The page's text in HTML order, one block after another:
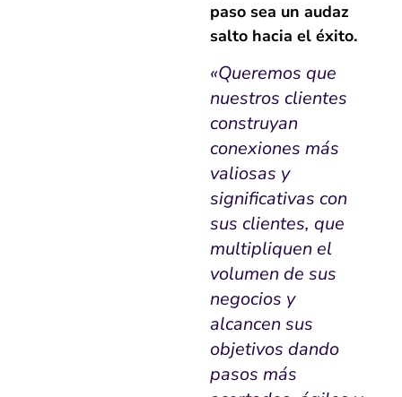
paso sea un audaz
salto hacia el éxito.
«Queremos que
nuestros clientes
construyan
conexiones más
valiosas y
significativas con
sus clientes, que
multipliquen el
volumen de sus
negocios y
alcancen sus
objetivos dando
pasos más